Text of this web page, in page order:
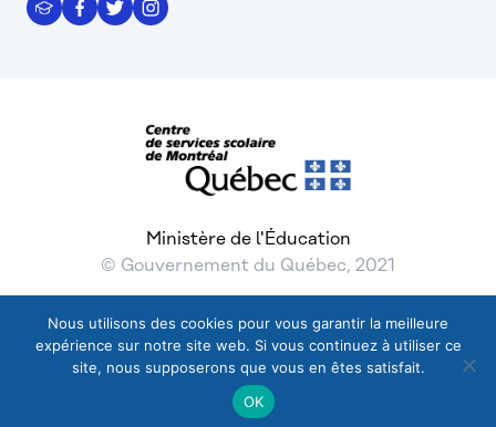
Ministère de l'Éducation
© Gouvernement du Québec, 2021
© 2026 Gouvernement du Québec, Tous droits réservés
FAQ – Questions réponses
Termes et conditions
Nous utilisons des cookies pour vous garantir la meilleure
expérience sur notre site web. Si vous continuez à utiliser ce
site, nous supposerons que vous en êtes satisfait.
OK